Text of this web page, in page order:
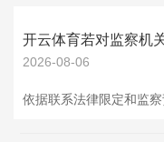
2026-08-06